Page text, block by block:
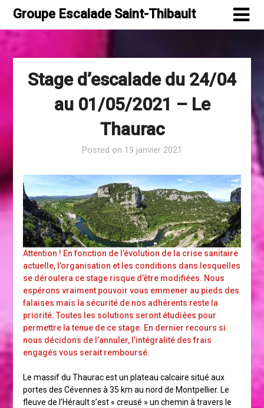
Skip
content
Groupe Escalade Saint-Thibault
Stage d’escalade du 24/04
au 01/05/2021 – Le
Thaurac
Posted on 19 janvier 2021
Attention ! En fonction de l’évolution de la crise sanitaire
actuelle, l’organisation et les conditions dans lesquelles
se déroulera ce stage risque d’être modifiées. Nous
espérons vraiment pouvoir vous emmener au pieds des
falaises mais la sécurité de nos adhérents reste la
priorité. Toutes les solutions seront étudiées pour
permettre la tenue de ce stage. En dernier recours si
nous décidons de l’annuler, l’intégralité des frais
engagés vous serait remboursé.
Le massif du Thaurac est un plateau calcaire situé aux
portes des Cévennes à 35 km au nord de Montpellier. Le
fleuve de l’Hérault s’est « creusé » un chemin à travers le